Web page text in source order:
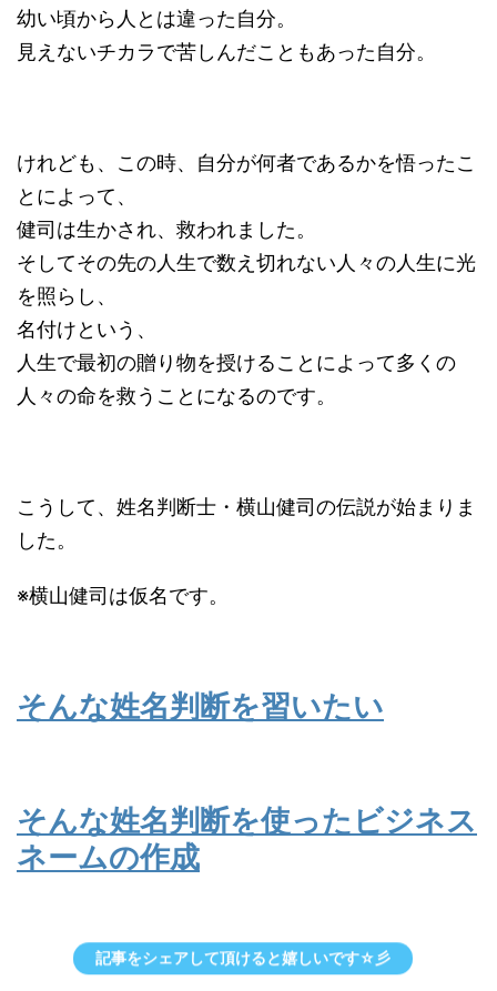
幼い頃から人とは違った自分。
見えないチカラで苦しんだこともあった自分。
けれども、この時、自分が何者であるかを悟ったこ
とによって、
健司は生かされ、救われました。
そしてその先の人生で数え切れない人々の人生に光
を照らし、
名付けという、
人生で最初の贈り物を授けることによって多くの
人々の命を救うことになるのです。
こうして、姓名判断士・横山健司の伝説が始まりま
した。
※横山健司は仮名です。
そんな姓名判断を習いたい
そんな姓名判断を使ったビジネス
ネームの作成
記事をシェアして頂けると嬉しいです☆彡